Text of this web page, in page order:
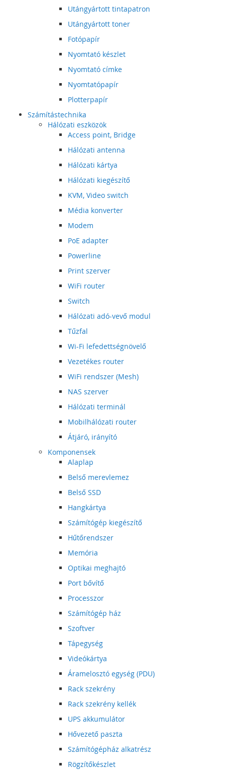
Utángyártott tintapatron
Utángyártott toner
Fotópapír
Nyomtató készlet
Nyomtató címke
Nyomtatópapír
Plotterpapír
Számítástechnika
Hálózati eszközök
Access point, Bridge
Hálózati antenna
Hálózati kártya
Hálózati kiegészítő
KVM, Video switch
Média konverter
Modem
PoE adapter
Powerline
Print szerver
WiFi router
Switch
Hálózati adó-vevő modul
Tűzfal
Wi-Fi lefedettségnövelő
Vezetékes router
WiFi rendszer (Mesh)
NAS szerver
Hálózati terminál
Mobilhálózati router
Átjáró, irányító
Komponensek
Alaplap
Belső merevlemez
Belső SSD
Hangkártya
Számítógép kiegészítő
Hűtőrendszer
Memória
Optikai meghajtó
Port bővítő
Processzor
Számítógép ház
Szoftver
Tápegység
Videókártya
Áramelosztó egység (PDU)
Rack szekrény
Rack szekrény kellék
UPS akkumulátor
Hővezető paszta
Számítógépház alkatrész
Rögzítőkészlet